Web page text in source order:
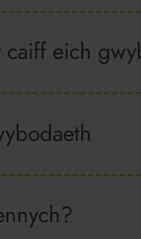
eich